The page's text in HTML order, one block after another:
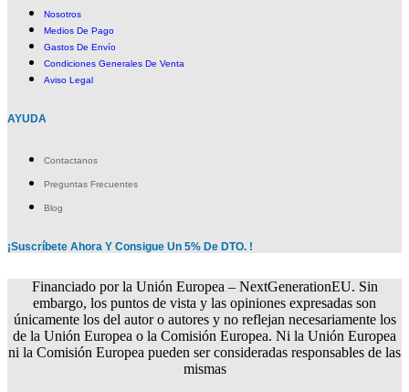
Nosotros
Medios De Pago
Gastos De Envío
Condiciones Generales De Venta
Aviso Legal
AYUDA
Contactanos
Preguntas Frecuentes
Blog
¡Suscríbete Ahora Y Consigue Un 5% De DTO. !
Financiado por la Unión Europea – NextGenerationEU. Sin
embargo, los puntos de vista y las opiniones expresadas son
únicamente los del autor o autores y no reflejan necesariamente los
de la Unión Europea o la Comisión Europea. Ni la Unión Europea
ni la Comisión Europea pueden ser consideradas responsables de las
mismas